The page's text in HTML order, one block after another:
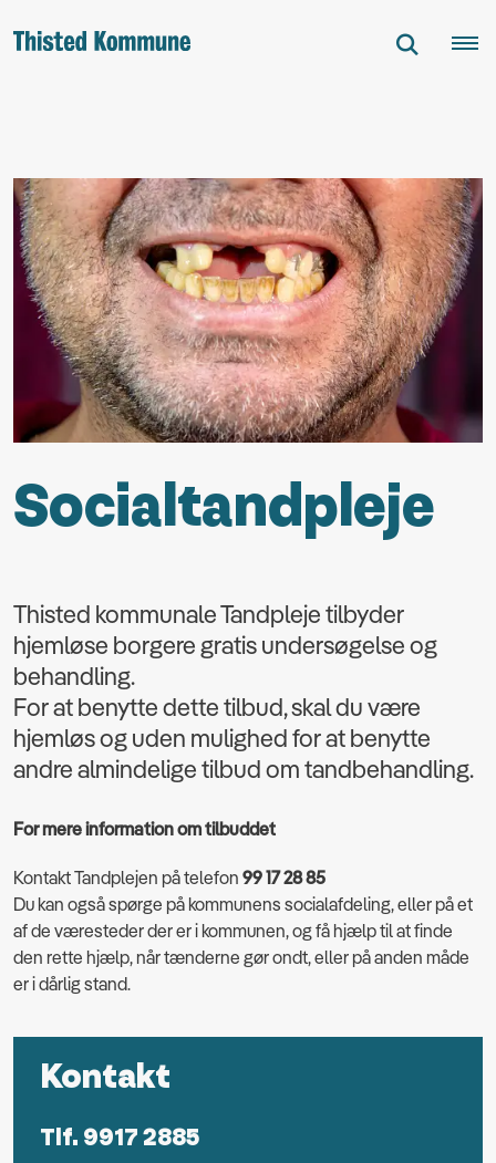
Socialtandpleje
Thisted kommunale Tandpleje tilbyder
hjemløse borgere gratis undersøgelse og
behandling.
For at benytte dette tilbud, skal du være
hjemløs og uden mulighed for at benytte
andre almindelige tilbud om tandbehandling.
For mere information om tilbuddet
Kontakt Tandplejen på telefon 99 17 28 85
Du kan også spørge på kommunens socialafdeling, eller på et
af de væresteder der er i kommunen, og få hjælp til at finde
den rette hjælp, når tænderne gør ondt, eller på anden måde
er i dårlig stand.
Kontakt
Tlf. 9917 2885